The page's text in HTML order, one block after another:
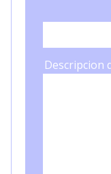
Descripcion